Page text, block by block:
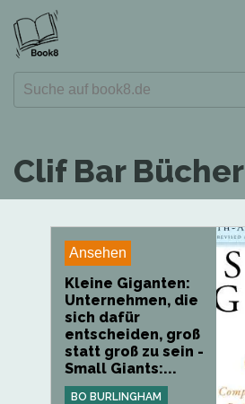
Clif Bar Bücher
Ansehen
Kleine Giganten:
Unternehmen, die
sich dafür
entscheiden, groß
statt groß zu sein -
Small Giants:...
BO BURLINGHAM